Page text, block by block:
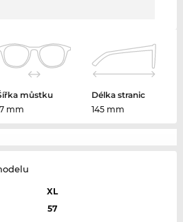
můstku
mm
Délka stranic
145 mm
XL
57